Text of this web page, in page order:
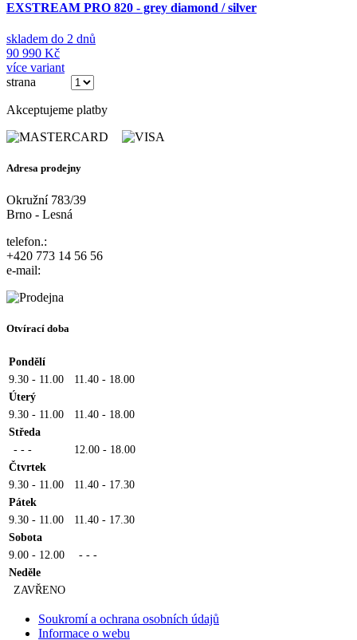
EXSTREAM PRO 820 - grey diamond / silver
skladem do 2 dnů
90 990 Kč
více variant
strana
Akceptujeme platby
Adresa prodejny
Okružní 783/39
Brno - Lesná
telefon.:
+420 773 14 56 56
e-mail:
Otvírací doba
Pondělí
9.30 - 11.00
11.40 - 18.00
Úterý
9.30 - 11.00
11.40 - 18.00
Středa
- - -
12.00 - 18.00
Čtvrtek
9.30 - 11.00
11.40 - 17.30
Pátek
9.30 - 11.00
11.40 - 17.30
Sobota
9.00 - 12.00
- - -
Neděle
ZAVŘENO
Soukromí a ochrana osobních údajů
Informace o webu